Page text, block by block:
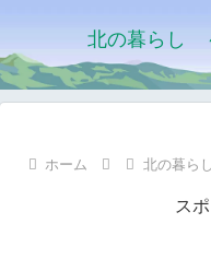
北の暮らし
ホーム 北の暮らし
ス